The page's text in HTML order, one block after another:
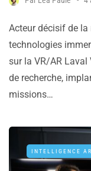
Acteur décisif de la
technologies
sur la VR/AR
de recherche,
missions…
INTELLIGENCE